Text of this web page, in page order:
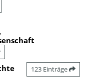
123 Einträge